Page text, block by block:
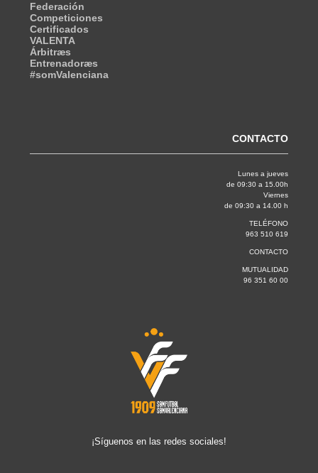
Federación
Competiciones
Certificados
VALENTA
Árbitræs
Entrenadoræs
#somValenciana
CONTACTO
Lunes a jueves
de 09:30 a 15.00h
Viernes
de 09:30 a 14.00 h
TELÉFONO
963 510 619
CONTACTO
MUTUALIDAD
96 351 60 00
¡Síguenos en las redes sociales!